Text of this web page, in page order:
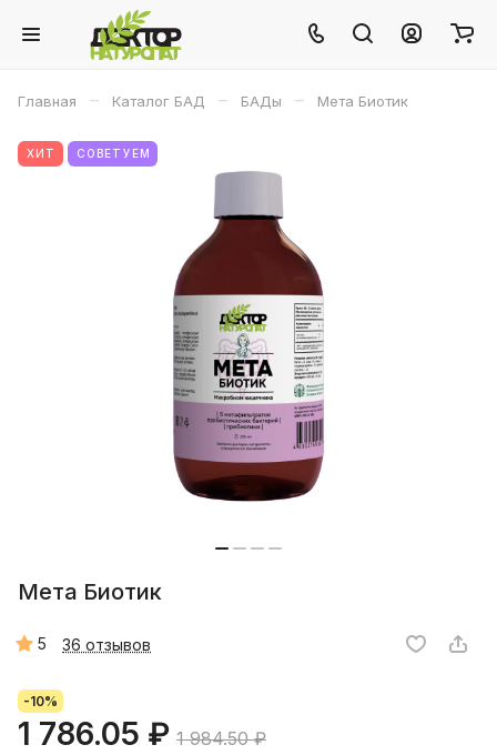
Главная – Каталог БАД – БАДы – Мета Биотик
ХИТ СОВЕТУЕМ
Мета Биотик
5 36 отзывов
-10%
1 786.05 ₽ 1 984.50 ₽